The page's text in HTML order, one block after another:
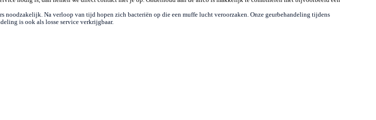
Na verloop van tijd hopen zich bacteriën op die een muffe lucht veroorzaken. Onze geurbehandeling tijdens
is ook als losse service verkrijgbaar.